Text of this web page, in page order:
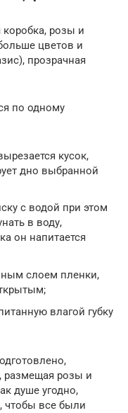
коробка, розы и
цветов и
прозрачная
по одному
кусок,
дно выбранной
с водой при этом
в воду,
он напитается
слоем пленки,
влагой губку
размещая розы и
душе угодно,
чтобы все были